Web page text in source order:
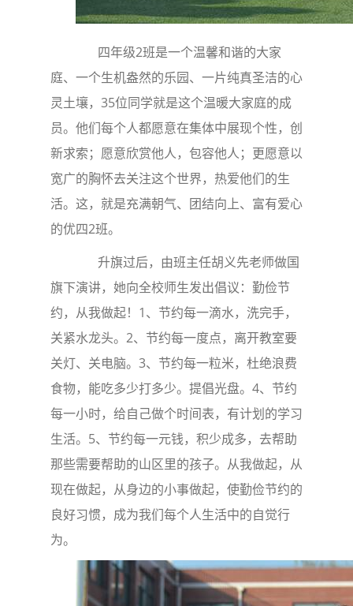
四年级2班是一个温馨和谐的大家
庭、一个生机盎然的乐园、一片纯真圣洁的心
灵土壤，35位同学就是这个温暖大家庭的成
员。他们每个人都愿意在集体中展现个性，创
新求索；愿意欣赏他人，包容他人；更愿意以
宽广的胸怀去关注这个世界，热爱他们的生
活。这，就是充满朝气、团结向上、富有爱心
的优四2班。
升旗过后，由班主任胡义先老师做国
旗下演讲，她向全校师生发出倡议：勤俭节
约，从我做起！1、节约每一滴水，洗完手，
关紧水龙头。2、节约每一度点，离开教室要
关灯、关电脑。3、节约每一粒米，杜绝浪费
食物，能吃多少打多少。提倡光盘。4、节约
每一小时，给自己做个时间表，有计划的学习
生活。5、节约每一元钱，积少成多，去帮助
那些需要帮助的山区里的孩子。从我做起，从
现在做起，从身边的小事做起，使勤俭节约的
良好习惯，成为我们每个人生活中的自觉行
为。